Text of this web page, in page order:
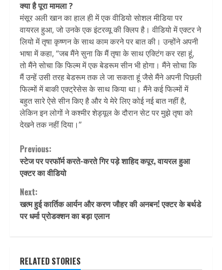
क्या है पूरा मामला ?
मंसूर अली खान का हाल ही में एक वीडियो सोशल मीडिया पर
वायरल हुआ, जो उनके एक इंटरव्यू की क्लिप है। वीडियो में एक्टर ने
लियो में तृषा कृष्णन के साथ काम करने पर बात की। उन्होंने अपनी
भाषा में कहा, “जब मैंने सुना कि मैं तृषा के साथ एक्टिंग कर रहा हूं,
तो मैंने सोचा कि फिल्म में एक बेडरूम सीन भी होगा। मैंने सोचा कि
मैं उन्हें उसी तरह बेडरूम तक ले जा सकता हूं जैसे मैंने अपनी पिछली
फिल्मों में बाकी एक्ट्रेसेस के साथ किया था। मैंने कई फिल्मों में
बहुत सारे ऐसे सीन किए है और ये मेरे लिए कोई नई बात नहीं है,
लेकिन इन लोगों ने कश्मीर शेड्यूल के दौरान सेट पर मुझे तृषा को
देखने तक नहीं दिया।”
Continue
Reading
Previous:
स्टेज पर परफॉर्म करते-करते गिर पड़े शाहिद कपूर, वायरल हुआ
एक्टर का वीडियो
Next:
खत्म हुई कार्तिक आर्यन और करण जौहर की अनबन! एक्टर के बर्थडे
पर धर्मा प्रोडक्शन का बड़ा एलान
RELATED STORIES